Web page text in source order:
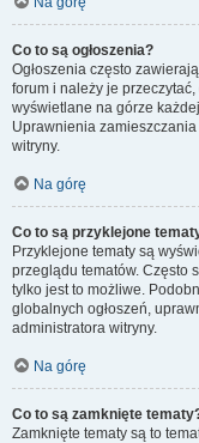
Co to są ogłoszenia?
Ogłoszenia często
forum i należy je
wyświetlane na górze
Uprawnienia
witryny.
Na górę
Co to są przyklejone
Przyklejone tematy są
przeglądu tematów. Często
tylko jest to możliwe.
globalnych ogłoszeń,
administratora witryny.
Na górę
Co to są zamknięte
Zamknięte tematy są to